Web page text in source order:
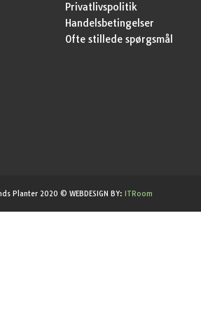
Privatlivspolitik
Handelsbetingelser
Ofte stillede spørgsmål
Planter 2020 © WEBDESIGN BY: ITRoom